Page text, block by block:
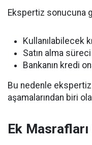
Ekspertiz sonucuna
Kullanılabilecek
Satın alma
Bankanın kredi
Bu nedenle
aşamalarından biri
Ek